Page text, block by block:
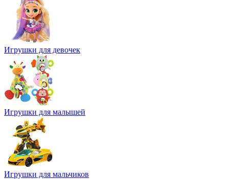
Игрушки для девочек
Игрушки для малышей
Игрушки для мальчиков